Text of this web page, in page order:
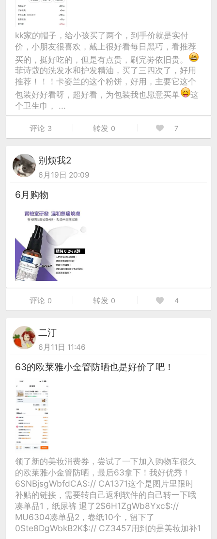
kk家的帽子，给小孩买了两个，到手价就是实付
价，小朋友很喜欢，戴上很好看每日黑巧，看推荐
买的，挺好吃的，但是有点贵，刷完劵依旧贵。
菲诗蔻的洗发水和护发精油，买了三四次了，好用
推荐！！！卡姿兰的这个粉饼，好用，主要它这个
包装好好看呀，超好看，为包装我也愿意买单
这
个卫生巾， ...
评论 3 转发 0 7
别烦我2
6月19日 20:09
6月购物
评论 0 转发 0 4
二汀
6月11日 11:46
63的欧莱雅小金管防晒也是好价了吧！
领了新的美妆消费券，尝试了一下加入购物车很久
的欧莱雅小金管防晒，最后63拿下！我好优秀！
6$NBjsgWbfdCA$:// CA1371这个是图片里限时
补贴的链接，需要转自己返利软件的自己转一下哦
凑单品1，纸尿裤 退了2$6H1ZgWb8Yxc$://
MU6304凑单品2，卷纸10个，留下了
0$te8DgWbkB2K$:// CZ3457用到的是美妆加补1